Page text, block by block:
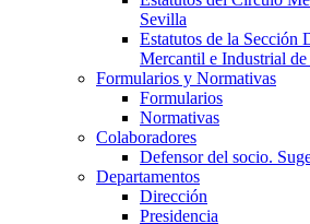
Sevilla
Estatutos de la Sección
Mercantil e Industrial
Formularios y Normativas
Formularios
Normativas
Colaboradores
Defensor del socio.
Departamentos
Dirección
Presidencia